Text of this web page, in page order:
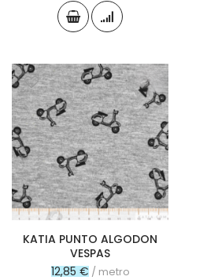
KATIA PUNTO ALGODON
VESPAS
12,85 € / metro